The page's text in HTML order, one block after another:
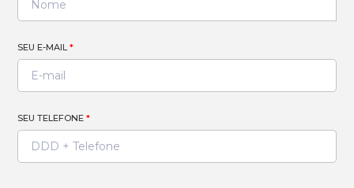
SEU E-MAIL*
SEU TELEFONE*